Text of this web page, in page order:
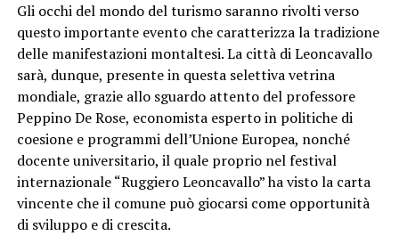
Gli occhi del mondo del turismo saranno rivolti verso
questo importante evento che caratterizza la tradizione
delle manifestazioni montaltesi. La città di Leoncavallo
sarà, dunque, presente in questa selettiva vetrina
mondiale, grazie allo sguardo attento del professore
Peppino De Rose, economista esperto in politiche di
coesione e programmi dell’Unione Europea, nonché
docente universitario, il quale proprio nel festival
internazionale “Ruggiero Leoncavallo” ha visto la carta
vincente che il comune può giocarsi come opportunità
di sviluppo e di crescita.